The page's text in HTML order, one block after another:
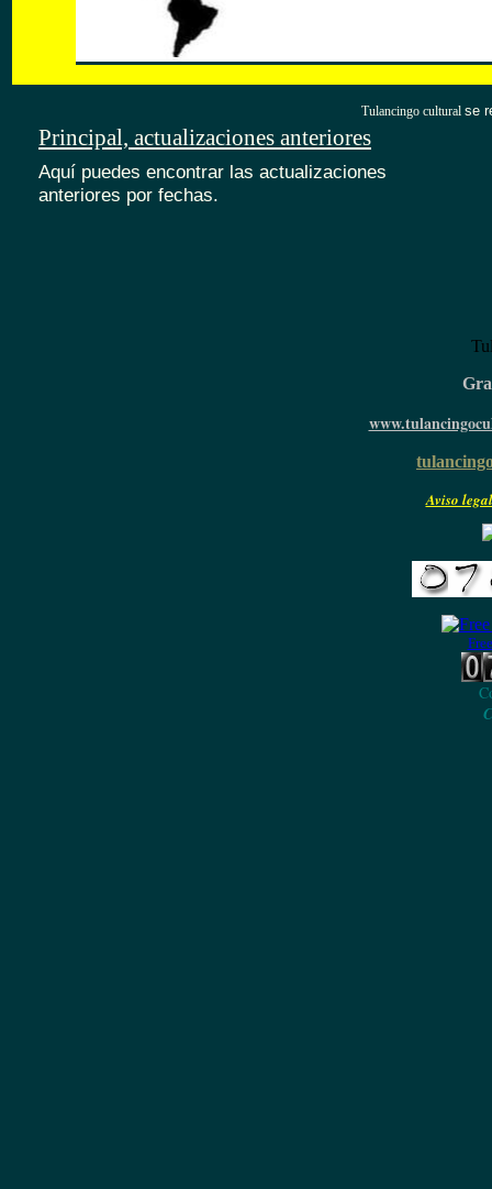
Tulancingo cultural se
Principal, actualizaciones anteriores
Aquí puedes encontrar las actualizaciones
anteriores por fechas.
Aviso